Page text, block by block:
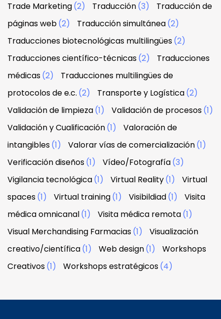
Trade Marketing(2) Traducción(3)
Traducción de
páginas web(2) Traducción simultánea(2)
Traducciones biotecnológicas multilingües(2)
Traducciones científico-técnicas(2)
Traducciones
médicas(2)
Traducciones multilingües de
protocolos de e.c. (2) Transporte y Logística(2)
Validación de limpieza(1) Validación de procesos(1)
Validación y Cualificación(1)
Valoración de
intangibles(1) Valorar vías de comercialización(1)
Verificación diseños(1) Vídeo/Fotografía(3)
Vigilancia tecnológica(1) Virtual Reality(1)
Virtual
spaces(1) Virtual training(1) Visibildiad(1)
Visita
médica omnicanal(1) Visita médica remota(1)
Visual Merchandising Farmacias(1)
Visualización
creativo/científica(1) Web design(1)
Workshops
Creativos(1) Workshops estratégicos(4)